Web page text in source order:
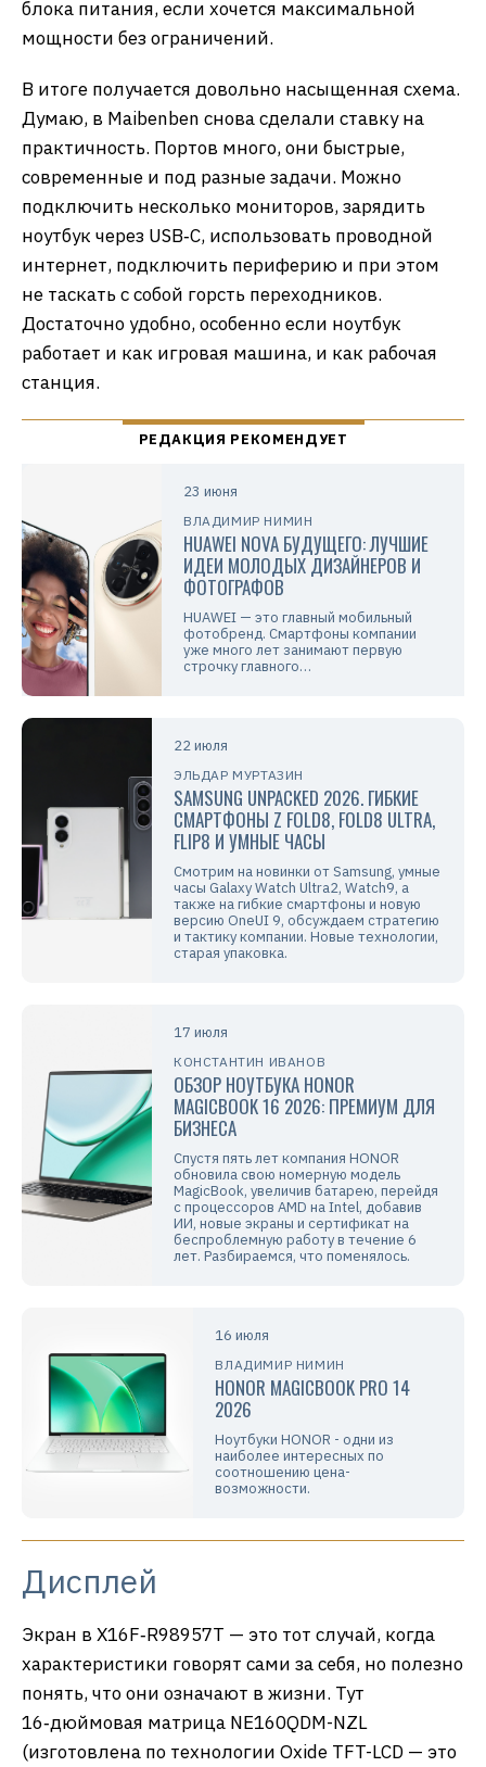
блока питания, если хочется максимальной
мощности без ограничений.
В итоге получается довольно насыщенная схема.
Думаю, в Maibenben снова сделали ставку на
практичность. Портов много, они быстрые,
современные и под разные задачи. Можно
подключить несколько мониторов, зарядить
ноутбук через USB‑C, использовать проводной
интернет, подключить периферию и при этом
не таскать с собой горсть переходников.
Достаточно удобно, особенно если ноутбук
работает и как игровая машина, и как рабочая
станция.
23 июня
ВЛАДИМИР НИМИН
HUAWEI NOVA БУДУЩЕГО: ЛУЧШИЕ
ИДЕИ МОЛОДЫХ ДИЗАЙНЕРОВ И
ФОТОГРАФОВ
HUAWEI — это главный мобильный
фотобренд. Смартфоны компании
уже много лет занимают первую
строчку главного…
22 июля
ЭЛЬДАР МУРТАЗИН
SAMSUNG UNPACKED 2026. ГИБКИЕ
СМАРТФОНЫ Z FOLD8, FOLD8 ULTRA,
FLIP8 И УМНЫЕ ЧАСЫ
Смотрим на новинки от Samsung, умные
часы Galaxy Watch Ultra2, Watch9, а
также на гибкие смартфоны и новую
версию OneUI 9, обсуждаем стратегию
и тактику компании. Новые технологии,
старая упаковка.
17 июля
КОНСТАНТИН ИВАНОВ
ОБЗОР НОУТБУКА HONOR
MAGICBOOK 16 2026: ПРЕМИУМ ДЛЯ
БИЗНЕСА
Спустя пять лет компания HONOR
обновила свою номерную модель
MagicBook, увеличив батарею, перейдя
с процессоров AMD на Intel, добавив
ИИ, новые экраны и сертификат на
беспроблемную работу в течение 6
лет. Разбираемся, что поменялось.
16 июля
ВЛАДИМИР НИМИН
HONOR MAGICBOOK PRO 14
2026
Ноутбуки HONOR - одни из
наиболее интересных по
соотношению цена-
возможности.
Дисплей
Экран в X16F‑R98957T — это тот случай, когда
характеристики говорят сами за себя, но полезно
понять, что они означают в жизни. Тут
16‑дюймовая матрица NE160QDM-NZL
(изготовлена по технологии Oxide TFT-LCD — это